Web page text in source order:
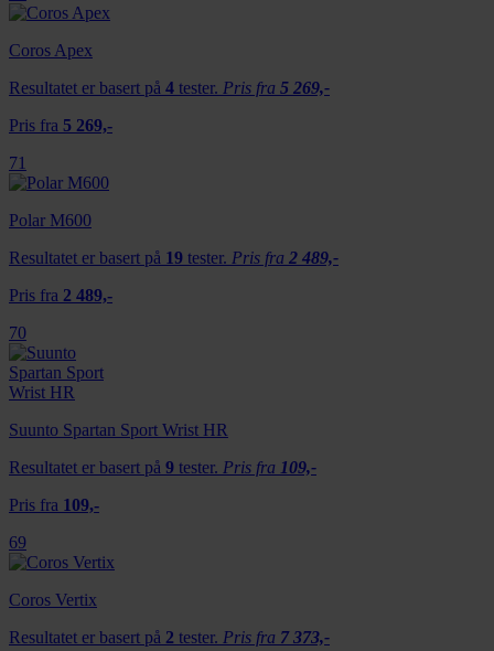
med annen informasjon du har gjort tilgjengelig for dem,
eller som de har samlet inn gjennom din bruk av
tjenestene deres.
Coros Apex
Resultatet er basert på 4 tester. Pris fra 5 269,-
Pris fra 5 269,-
71
Polar M600
Resultatet er basert på 19 tester. Pris fra 2 489,-
Pris fra 2 489,-
70
Suunto Spartan Sport Wrist HR
Resultatet er basert på 9 tester. Pris fra 109,-
Pris fra 109,-
69
Coros Vertix
Resultatet er basert på 2 tester. Pris fra 7 373,-